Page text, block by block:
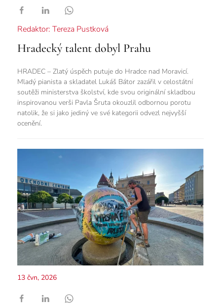
Redaktor: Tereza Pustková
Hradecký talent dobyl Prahu
HRADEC – Zlatý úspěch putuje do Hradce nad Moravicí.
Mladý pianista a skladatel Lukáš Bátor zazářil v celostátní
soutěži ministerstva školství, kde svou originální skladbou
inspirovanou verši Pavla Šruta okouzlil odbornou porotu
natolik, že si jako jediný ve své kategorii odvezl nejvyšší
ocenění.
13 čvn, 2026